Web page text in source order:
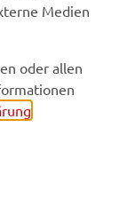
Medien
oder allen